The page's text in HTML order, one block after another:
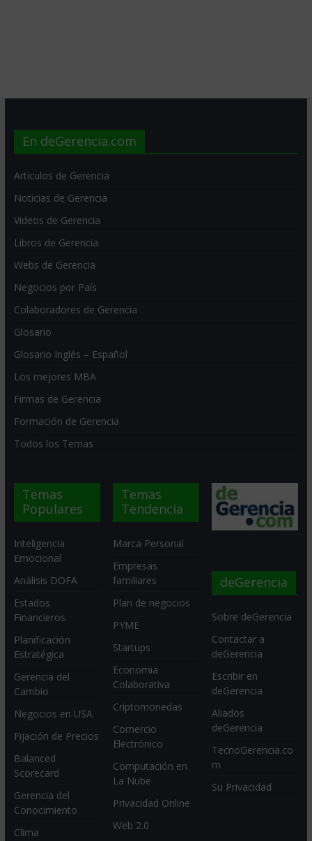
En deGerencia.com
Artículos de Gerencia
Noticias de Gerencia
Videos de Gerencia
Libros de Gerencia
Webs de Gerencia
Negocios por País
Colaboradores de Gerencia
Glosario
Glosario Inglés – Español
Los mejores MBA
Firmas de Gerencia
Formación de Gerencia
Todos los Temas
Temas
Populares
Inteligencia
Emocional
Análisis DOFA
Estados
Financieros
Planificación
Estratégica
Gerencia del
Cambio
Negocios en USA
Fijación de Precios
Balanced
Scorecard
Gerencia del
Conocimiento
Clima
Temas
Tendencia
Marca Personal
Empresas
familiares
Plan de negocios
PYME
Startups
Economia
Colaborativa
Criptomonedas
Comercio
Electrónico
Computación en
La Nube
Privacidad Online
Web 2.0
deGerencia
Sobre deGerencia
Contactar a
deGerencia
Escribir en
deGerencia
Aliados
deGerencia
TecnoGerencia.co
m
Su Privacidad